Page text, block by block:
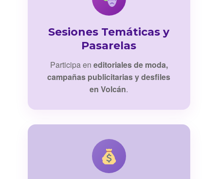
Sesiones Temáticas y
Pasarelas
Participa en editoriales de moda,
campañas publicitarias y desfiles
en Volcán.